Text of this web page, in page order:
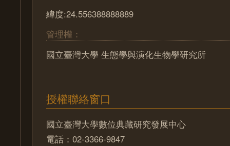
緯度:24.556388888889
管理權：
國立臺灣大學 生態學與演化生物學研究所
授權聯絡窗口
國立臺灣大學數位典藏研究發展中心
電話：02-3366-9847